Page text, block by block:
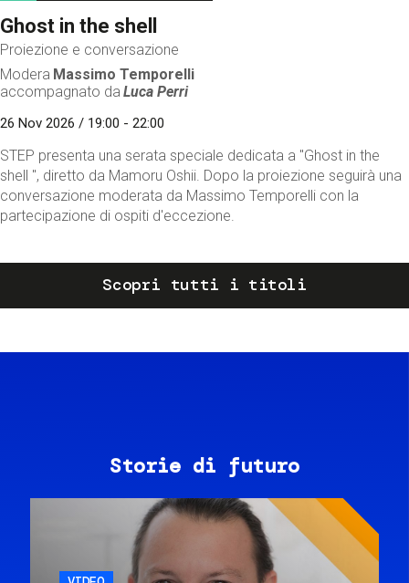
Ghost in the shell
Proiezione e conversazione
Modera Massimo Temporelli
accompagnato da Luca Perri
26 Nov 2026 / 19:00 - 22:00
STEP presenta una serata speciale dedicata a "Ghost in the
shell ", diretto da Mamoru Oshii. Dopo la proiezione seguirà una
conversazione moderata da Massimo Temporelli con la
partecipazione di ospiti d'eccezione.
Scopri tutti i titoli
Storie di futuro